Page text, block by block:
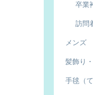
卒業
訪問
メンズ
髪飾り
手毬（て